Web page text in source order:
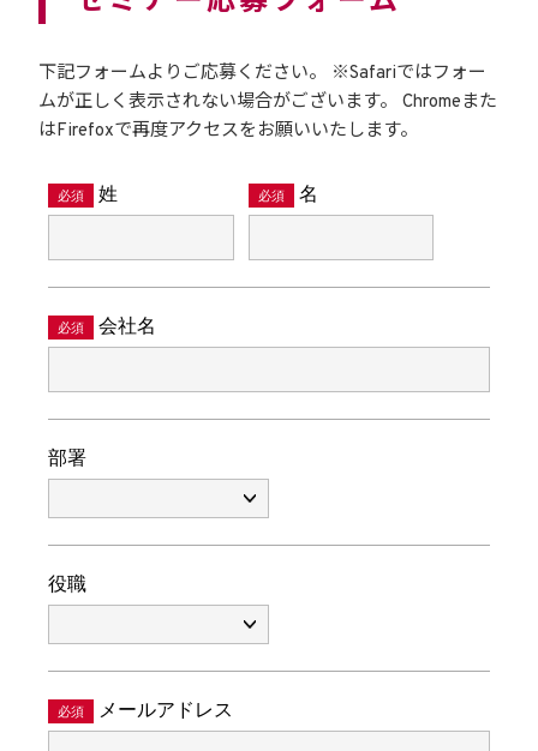
下記フォームよりご応募ください。
※Safariではフォー
ムが正しく表示されない場合がございます。
Chromeまた
はFirefoxで再度アクセスをお願いいたします。